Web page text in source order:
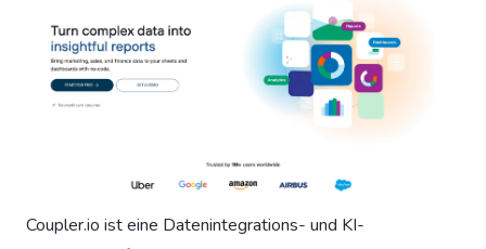
Coupler.io ist eine Datenintegrations- und KI-